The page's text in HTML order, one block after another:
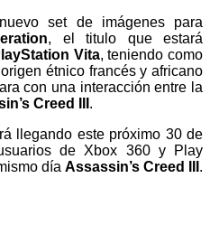
set de imágenes para
, el titulo que estará
Vita, teniendo como
étnico francés y africano
con una interacción entre la
Creed III .
llegando este próximo 30 de
de Xbox 360 y Play
día Assassin’s Creed III .